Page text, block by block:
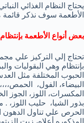
يحتاج النظام الغذائي
الأطعمة سوف نذكر قائمة
بعض أنواع الأطعمة
تحتاج إلي التركيز علي
بإنتظام وهي البقوليات
الحبوب المختلفة مثل
البيضاء، الفول،
المكسرات، اللوز، الجوز
بذور الشيا، حليب اللوز،
الحرص علي تناول الدهون
المذكوره أعلاه، زيت